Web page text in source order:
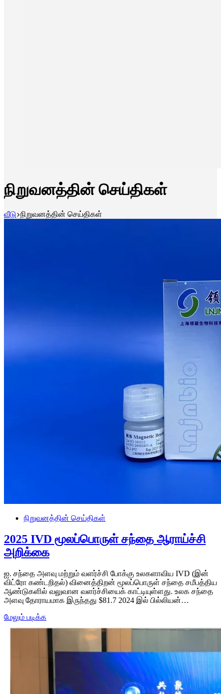
நிறுவனத்தின் செய்திகள்
வீடு நிறுவனத்தின் செய்திகள்
நிறுவனத்தின் செய்திகள்
2025 IVD மூலப்பொருள் சந்தை ஆராய்ச்சி
அறிக்கை
ஐ. சந்தை அளவு மற்றும் வளர்ச்சி போக்கு உலகளாவிய IVD (இன்
விட்ரோ கண்டறிதல்) வினைத்திறன் மூலப்பொருள் சந்தை சமீபத்திய
ஆண்டுகளில் வலுவான வளர்ச்சியைக் காட்டியுள்ளது. உலக சந்தை
அளவு தோராயமாக இருந்தது $81.7 2024 இல் பில்லியன்…
மேலும் படிக்க